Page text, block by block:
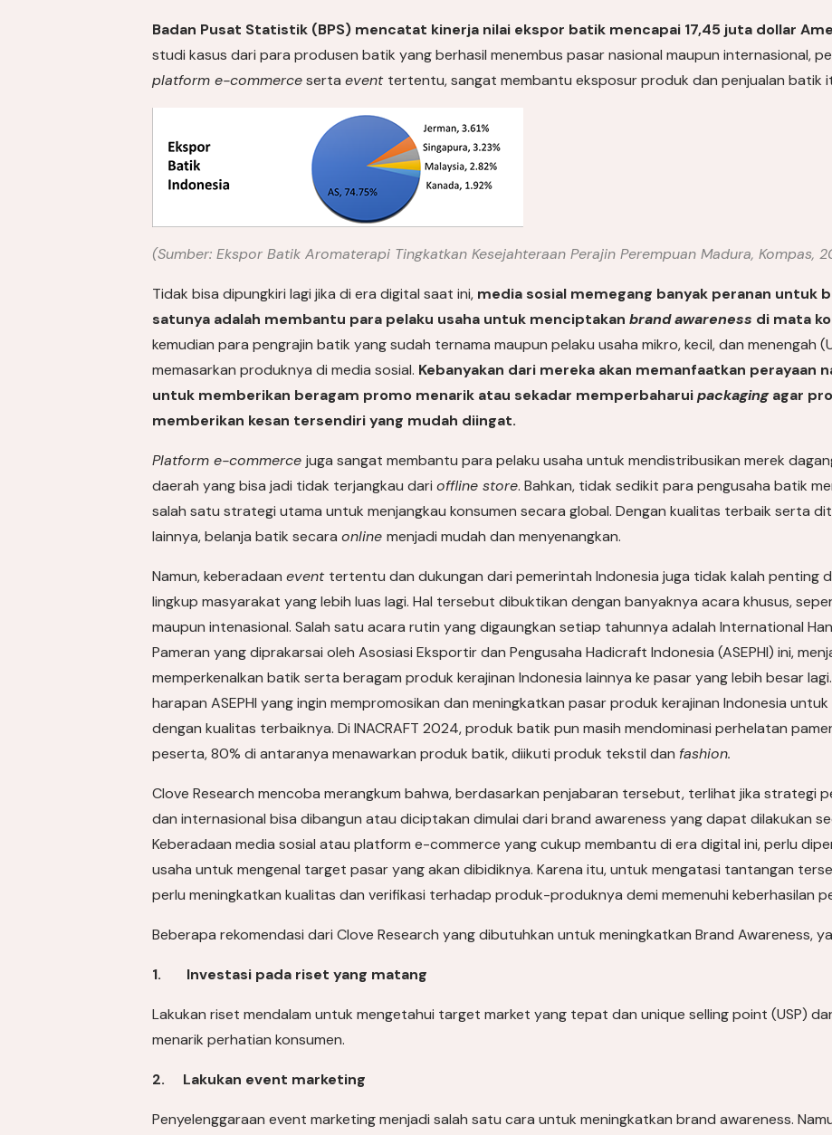
Badan Pusat Statistik (BPS) mencatat kinerja nilai ekspor batik mencapai 17,45 juta dollar
studi kasus dari para produsen batik yang berhasil menembus pasar nasional maupun internasional,
platform e-commerceserta event tertentu, sangat membantu eksposur produk dan penjualan batik
(Sumber: Ekspor Batik Aromaterapi Tingkatkan Kesejahteraan Perajin Perempuan Madura, Kompas,
Tidak bisa dipungkiri lagi jika di era digital saat ini, media sosial memegang banyak peranan untuk
satunya adalah membantu para pelaku usaha untuk menciptakan brand awareness di mata
kemudian para pengrajin batik yang sudah ternama maupun pelaku usaha mikro, kecil, dan menengah
memasarkan produknya di media sosial. Kebanyakan dari mereka akan memanfaatkan perayaan
untuk memberikan beragam promo menarik atau sekadar memperbaharuipackagingagar
memberikan kesan tersendiri yang mudah diingat.
Platform e-commerce juga sangat membantu para pelaku usaha untuk mendistribusikan merek
daerah yang bisa jadi tidak terjangkau dari offline store. Bahkan, tidak sedikit para pengusaha batik
salah satu strategi utama untuk menjangkau konsumen secara global. Dengan kualitas terbaik serta
lainnya, belanja batik secara online menjadi mudah dan menyenangkan.
Namun, keberadaan event tertentu dan dukungan dari pemerintah Indonesia juga tidak kalah penting
lingkup masyarakat yang lebih luas lagi. Hal tersebut dibuktikan dengan banyaknya acara khusus,
maupun intenasional. Salah satu acara rutin yang digaungkan setiap tahunnya adalah International
Pameran yang diprakarsai oleh Asosiasi Eksportir dan Pengusaha Hadicraft Indonesia (ASEPHI) ini,
memperkenalkan batik serta beragam produk kerajinan Indonesia lainnya ke pasar yang lebih besar
harapan ASEPHI yang ingin mempromosikan dan meningkatkan pasar produk kerajinan Indonesia untuk
dengan kualitas terbaiknya. Di INACRAFT 2024, produk batik pun masih mendominasi perhelatan
peserta, 80% di antaranya menawarkan produk batik, diikuti produk tekstil dan fashion.
Clove Research mencoba merangkum bahwa, berdasarkan penjabaran tersebut, terlihat jika strategi
dan internasional bisa dibangun atau diciptakan dimulai dari brand awareness yang dapat dilakukan
Keberadaan media sosial atau platform e-commerce yang cukup membantu di era digital ini, perlu
usaha untuk mengenal target pasar yang akan dibidiknya. Karena itu, untuk mengatasi tantangan
perlu meningkatkan kualitas dan verifikasi terhadap produk-produknya demi memenuhi keberhasilan
Beberapa rekomendasi dari Clove Research yang dibutuhkan untuk meningkatkan Brand Awareness,
1. Investasi pada riset yang matang
Lakukan riset mendalam untuk mengetahui target market yang tepat dan unique selling point (USP)
menarik perhatian konsumen.
2. Lakukan event marketing
Penyelenggaraan event marketing menjadi salah satu cara untuk meningkatkan brand awareness.